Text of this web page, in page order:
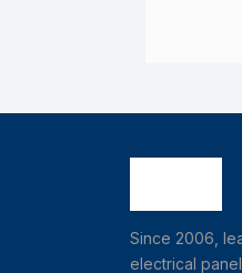
Since 2006,
electrical